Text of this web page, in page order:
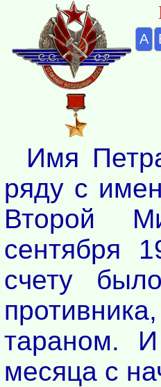
А
Имя
ряду с
Второй
сентября
счету
тараном.
месяца с